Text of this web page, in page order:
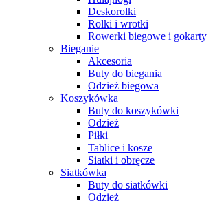
Deskorolki
Rolki i wrotki
Rowerki biegowe i gokarty
Bieganie
Akcesoria
Buty do biegania
Odzież biegowa
Koszykówka
Buty do koszykówki
Odzież
Piłki
Tablice i kosze
Siatki i obręcze
Siatkówka
Buty do siatkówki
Odzież